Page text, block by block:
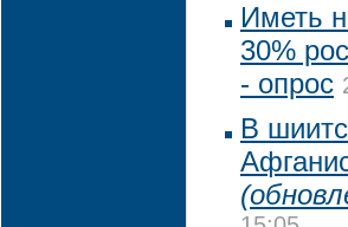
Иметь
30%
- опрос
В